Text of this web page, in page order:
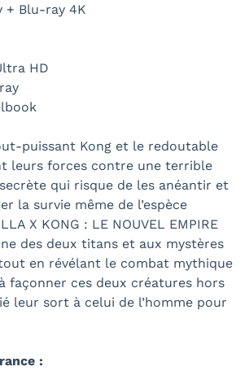
+ Blu-ray 4K
HD
puissant Kong et le redoutable
leurs forces contre une terrible
qui risque de les anéantir et
la survie même de l’espèce
X KONG : LE NOUVEL EMPIRE
des deux titans et aux mystères
en révélant le combat mythique
façonner ces deux créatures hors
leur sort à celui de l’homme pour
: